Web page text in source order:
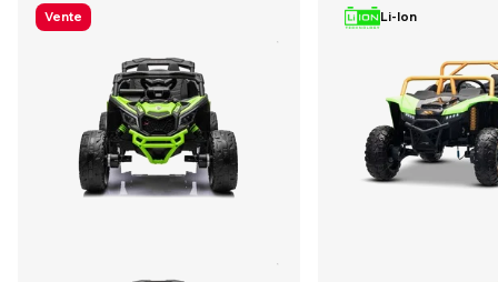
Vente Li-Ion